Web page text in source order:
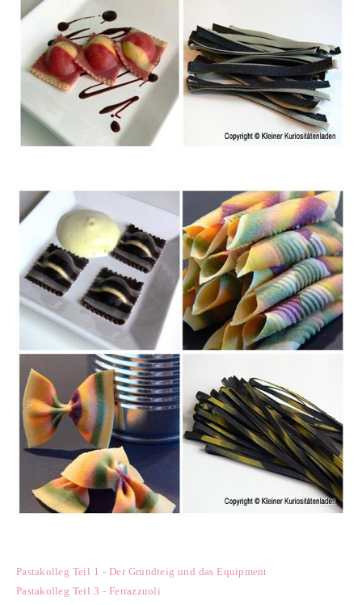
Pastakolleg Teil 1 - Der Grundteig und das Equipment
Pastakolleg Teil 3 - Ferrazzuoli